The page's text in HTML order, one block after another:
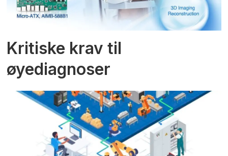
Kritiske krav til
øyediagnoser